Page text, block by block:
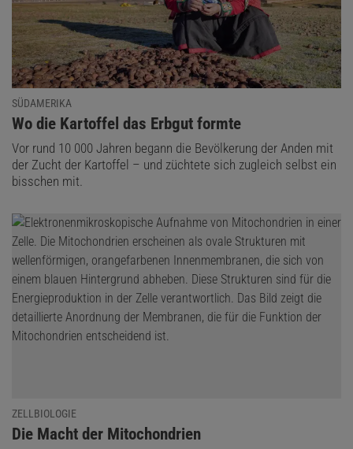
SÜDAMERIKA
:
Wo die Kartoffel das Erbgut formte
Vor rund 10 000 Jahren begann die Bevölkerung der Anden mit
der Zucht der Kartoffel – und züchtete sich zugleich selbst ein
bisschen mit.
ZELLBIOLOGIE
:
Die Macht der Mitochondrien